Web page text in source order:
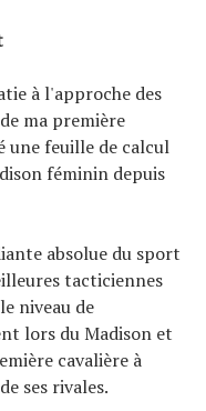
à l'approche des
ma première
une feuille de calcul
féminin depuis
absolue du sport
tacticiennes
niveau de
lors du Madison et
cavalière à
ses rivales.